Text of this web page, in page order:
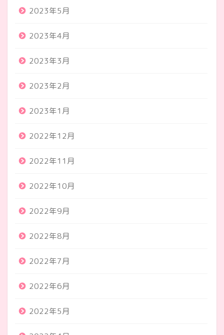
2023年5月
2023年4月
2023年3月
2023年2月
2023年1月
2022年12月
2022年11月
2022年10月
2022年9月
2022年8月
2022年7月
2022年6月
2022年5月